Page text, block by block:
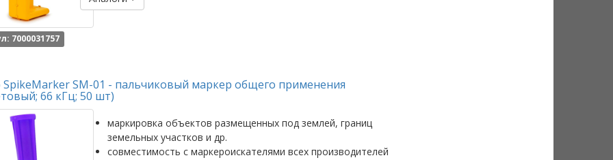
7000031757
SpikeMarker SM-01 - пальчиковый маркер общего применения
66 кГц; 50 шт)
маркировка объектов размещенных под землей, границ
земельных участков и др.
совместимость с маркероискателями всех производителей